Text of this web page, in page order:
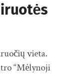
vieta.
“Mėlynoji